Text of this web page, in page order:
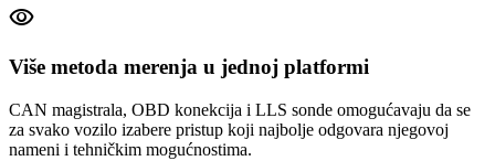
visibility
Više metoda merenja u jednoj platformi
CAN magistrala, OBD konekcija i LLS sonde omogućavaju da se
za svako vozilo izabere pristup koji najbolje odgovara njegovoj
nameni i tehničkim mogućnostima.